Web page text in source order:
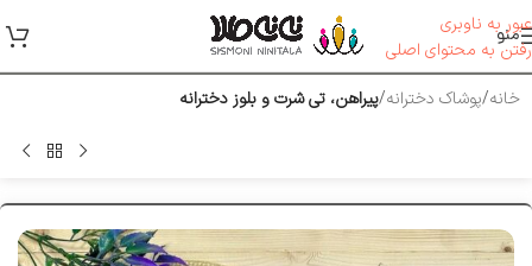
عبور به ناوبری
رفتن به محتوای اصلی
منو
خانه پوشاک دخترانه پیراهن، تی شرت و بلوز دخترانه